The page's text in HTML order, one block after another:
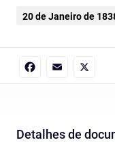
20 de Janeiro de
Detalhes de